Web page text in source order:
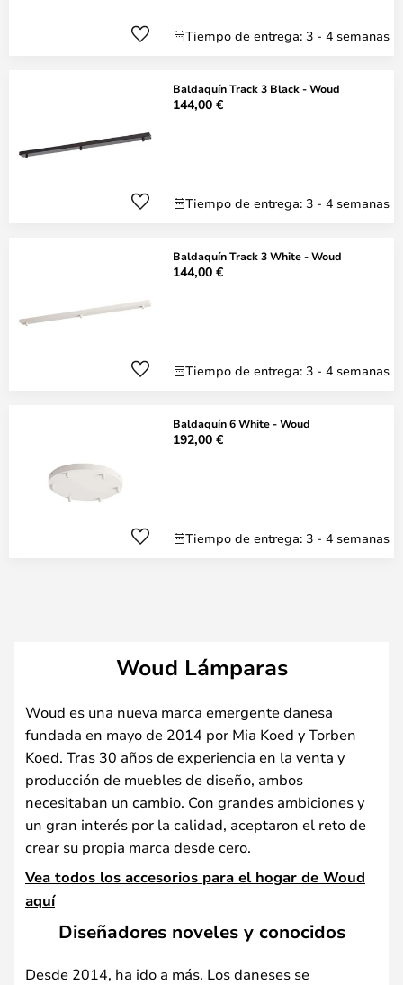
Tiempo de entrega: 3 - 4 semanas
Baldaquín Track 3 Black - Woud
144,00 €
Tiempo de entrega: 3 - 4 semanas
Baldaquín Track 3 White - Woud
144,00 €
Tiempo de entrega: 3 - 4 semanas
Baldaquín 6 White - Woud
192,00 €
Tiempo de entrega: 3 - 4 semanas
Woud Lámparas
Woud es una nueva marca emergente danesa
fundada en mayo de 2014 por Mia Koed y Torben
Koed. Tras 30 años de experiencia en la venta y
producción de muebles de diseño, ambos
necesitaban un cambio. Con grandes ambiciones y
un gran interés por la calidad, aceptaron el reto de
crear su propia marca desde cero.
Vea todos los accesorios para el hogar de Woud
aquí
Diseñadores noveles y conocidos
Desde 2014, ha ido a más. Los daneses se